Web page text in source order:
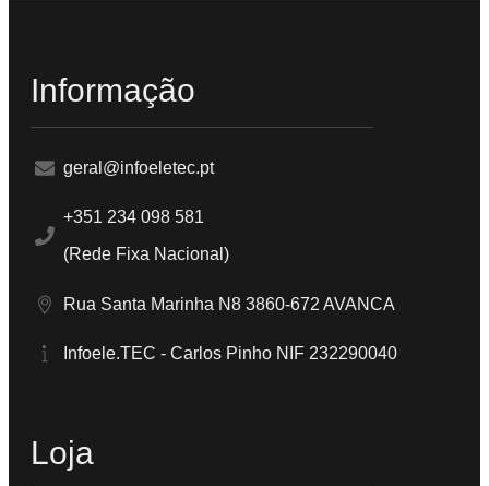
Informação
geral@infoeletec.pt
+351 234 098 581
(Rede Fixa Nacional)
Rua Santa Marinha N8 3860-672 AVANCA
Infoele.TEC - Carlos Pinho NIF 232290040
Loja